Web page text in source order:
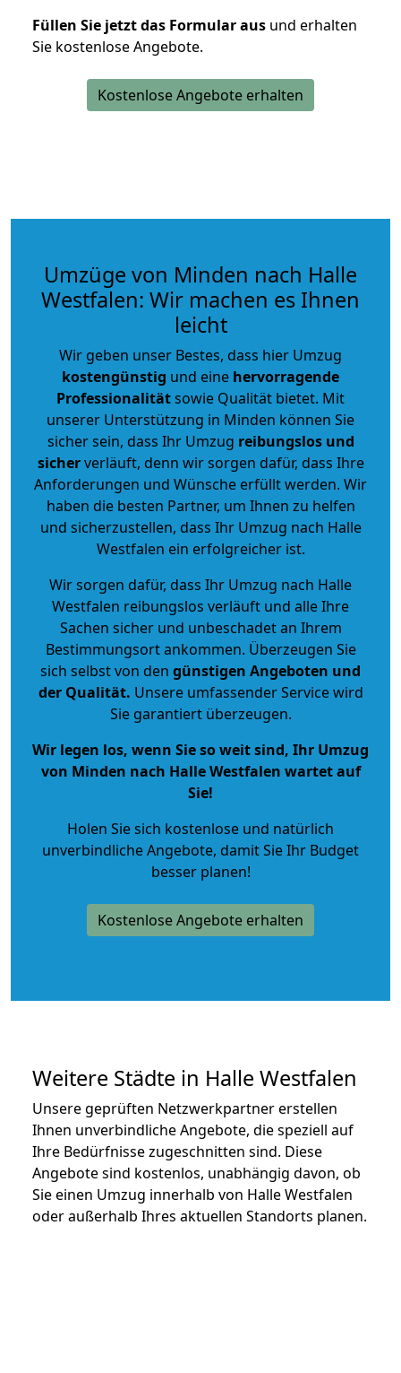
Füllen Sie jetzt das Formular aus und erhalten
Sie kostenlose Angebote.
Kostenlose Angebote erhalten
Umzüge von Minden nach Halle
Westfalen: Wir machen es Ihnen
leicht
Wir geben unser Bestes, dass hier Umzug
kostengünstig und eine hervorragende
Professionalitätsowie Qualität bietet. Mit
unserer Unterstützung in Minden können Sie
sicher sein, dass Ihr Umzug reibungslos und
sicherverläuft, denn wir sorgen dafür, dass Ihre
Anforderungen und Wünsche erfüllt werden. Wir
haben die besten Partner, um Ihnen zu helfen
und sicherzustellen, dass Ihr Umzug nach Halle
Westfalen ein erfolgreicher ist.
Wir sorgen dafür, dass Ihr Umzug nach Halle
Westfalen reibungslos verläuft und alle Ihre
Sachen sicher und unbeschadet an Ihrem
Bestimmungsort ankommen. Überzeugen Sie
sich selbst von den günstigen Angeboten und
der Qualität. Unsere umfassender Service wird
Sie garantiert überzeugen.
Wir legen los, wenn Sie so weit sind, Ihr Umzug
von Minden nach Halle Westfalen wartet auf
Sie!
Holen Sie sich kostenlose und natürlich
unverbindliche Angebote, damit Sie Ihr Budget
besser planen!
Kostenlose Angebote erhalten
Weitere Städte in Halle Westfalen
Unsere geprüften Netzwerkpartner erstellen
Ihnen unverbindliche Angebote, die speziell auf
Ihre Bedürfnisse zugeschnitten sind. Diese
Angebote sind kostenlos, unabhängig davon, ob
Sie einen Umzug innerhalb von Halle Westfalen
oder außerhalb Ihres aktuellen Standorts planen.